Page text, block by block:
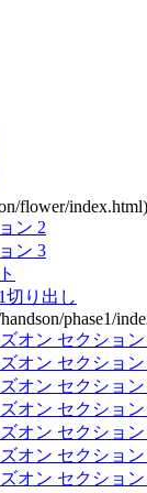
flower/index.html)
ン 2
ン 3
切り出し
phase1/
オン セクション
オン セクション
オン セクション
オン セクション
オン セクション
オン セクション
オン セクション